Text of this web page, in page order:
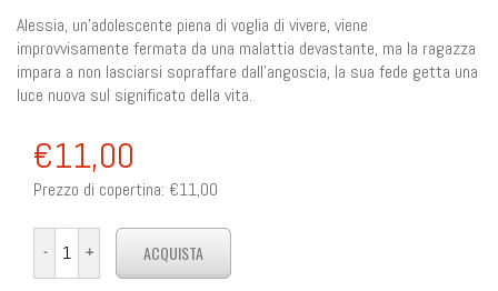
Alessia, un'adolescente piena di voglia di vivere, viene
improvvisamente fermata da una malattia devastante, ma la ragazza
impara a non lasciarsi sopraffare dall'angoscia, la sua fede getta una
luce nuova sul significato della vita.
€11,00
Prezzo di copertina: €11,00